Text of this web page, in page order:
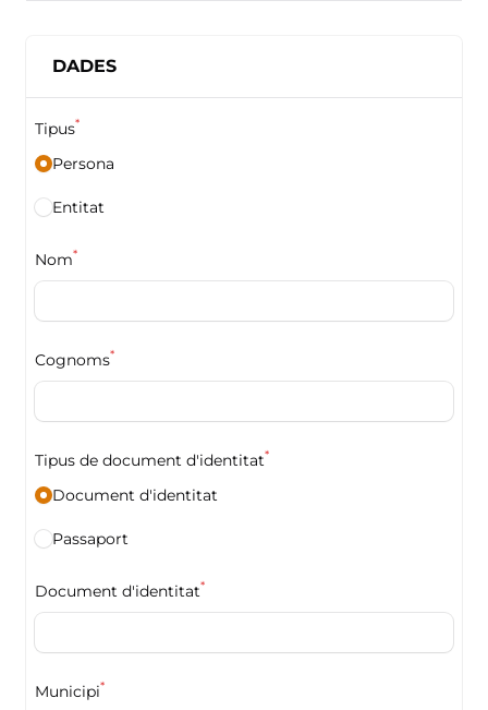
DADES
Tipus*
Persona
Entitat
Nom*
Cognoms*
Tipus de document d'identitat*
Document d'identitat
Passaport
Document d'identitat*
Municipi*